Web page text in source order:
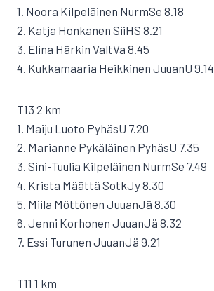
1. Noora Kilpeläinen NurmSe 8.18
2. Katja Honkanen SiiHS 8.21
3. Elina Härkin ValtVa 8.45
4. Kukkamaaria Heikkinen JuuanU 9.14
T13 2 km
1. Maiju Luoto PyhäsU 7.20
2. Marianne Pykäläinen PyhäsU 7.35
3. Sini-Tuulia Kilpeläinen NurmSe 7.49
4. Krista Määttä SotkJy 8.30
5. Miila Möttönen JuuanJä 8.30
6. Jenni Korhonen JuuanJä 8.32
7. Essi Turunen JuuanJä 9.21
T11 1 km